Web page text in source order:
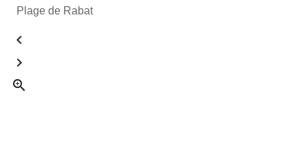
Plage de Rabat


